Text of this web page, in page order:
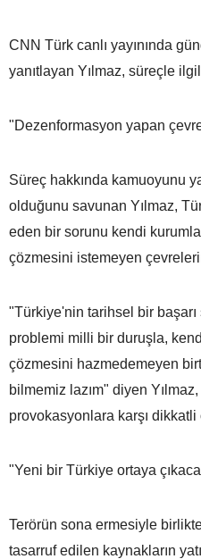
CNN Türk canlı yayınında
yanıtlayan Yılmaz, süreçle
"Dezenformasyon yapan
Süreç hakkında kamuoyunu
olduğunu savunan Yılmaz,
eden bir sorunu kendi
çözmesini istemeyen
"Türkiye'nin tarihsel bir başarı
problemi milli bir duruşla,
çözmesini hazmedemeyen
bilmemiz lazım" diyen
provokasyonlara karşı dikkatli
"Yeni bir Türkiye ortaya
Terörün sona ermesiyle
tasarruf edilen kaynakların